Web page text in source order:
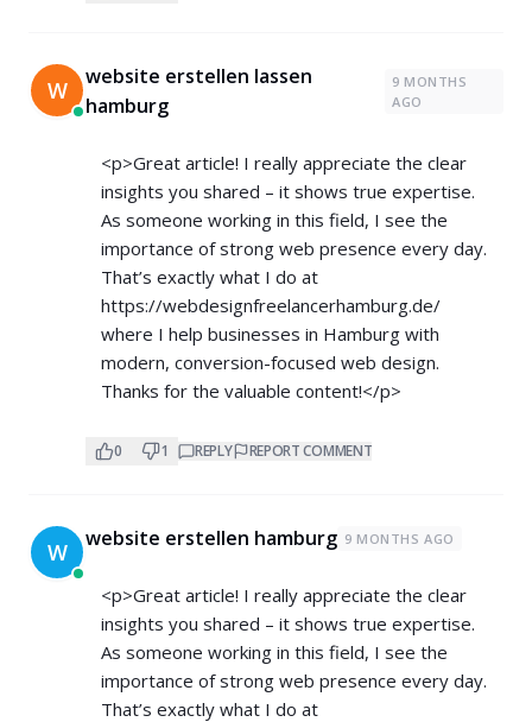
W
website erstellen lassen
hamburg
9 MONTHS
AGO
<p>Great article! I really appreciate the clear
insights you shared – it shows true expertise.
As someone working in this field, I see the
importance of strong web presence every day.
That’s exactly what I do at
https://webdesignfreelancerhamburg.de/
where I help businesses in Hamburg with
modern, conversion-focused web design.
Thanks for the valuable content!</p>
0 1 REPLY REPORT COMMENT
W website erstellen hamburg 9 MONTHS AGO
<p>Great article! I really appreciate the clear
insights you shared – it shows true expertise.
As someone working in this field, I see the
importance of strong web presence every day.
That’s exactly what I do at